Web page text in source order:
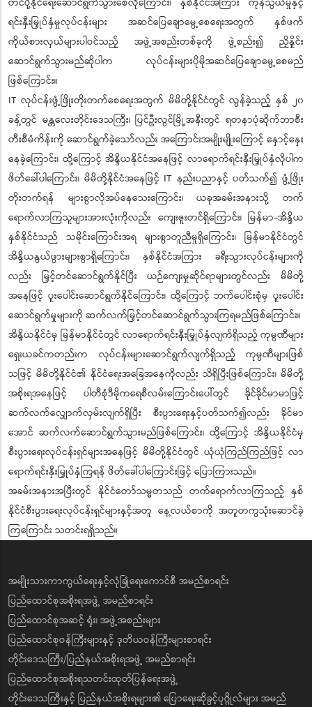
ရင်းနှီးမြှုပ်နှံမှုလုပ်ငန်းများ အဆင်ပြေချောမွေ့စေရေးအတွက် နှစ်ဖက်
ကိုယ်စားလှယ်များပါဝင်သည့် အဖွဲ့အစည်းတစ်ခုကို ဖွဲ့စည်း၍ ညှိနှိုင်း
ဆောင်ရွက်သွားမည်ဆိုပါက လုပ်ငန်းများပိုမိုအဆင်ပြေချောမွေ့စေမည်
ဖြစ်ကြောင်း။
IT လုပ်ငန်းဖွံ့ဖြိုးတိုးတက်စေရေးအတွက် မိမိတို့နိုင်ငံတွင် လွန်ခဲ့သည့် နှစ် ၂၀
ခန့်တွင် မန္တလေးတိုင်းဒေသကြီး၊ ပြင်ဦးလွင်မြို့အနီးတွင် ရတနာပုံဆိုက်ဘာစီး
တီးစီမံကိန်းကို ဆောင်ရွက်ခဲ့သော်လည်း အကြောင်းအမျိုးမျိုးကြောင့် နှောင့်နှေး
နေခဲ့ကြောင်း၊ ထို့ကြောင့် အိန္ဒိယနိုင်ငံအနေဖြင့် လာရောက်ရင်းနှီးမြှုပ်နှံလိုပါက
ဖိတ်ခေါ်ပါကြောင်း၊ မိမိတို့နိုင်ငံအနေဖြင့် IT နည်းပညာနှင့် ပတ်သက်၍ ဖွံ့ဖြိုး
တိုးတက်ရန် များစွာလိုအပ်နေသေးကြောင်း၊ ယခုအခမ်းအနားသို့ တက်
ရောက်လာကြသူများအားလုံးကိုလည်း ကျေးဇူးတင်ရှိကြောင်း၊ မြန်မာ-အိန္ဒိယ
နှစ်နိုင်ငံသည် သမိုင်းကြောင်းအရ များစွာတူညီမှုရှိကြောင်း၊ မြန်မာနိုင်ငံတွင်
အိန္ဒိယနွယ်ဖွားများစွာရှိကြောင်း၊ နှစ်နိုင်ငံအကြား ခရီးသွားလုပ်ငန်းများကို
လည်း မြှင့်တင်ဆောင်ရွက်နိုင်ပြီး ယဉ်ကျေးမှုဆိုင်ရာများတွင်လည်း မိမိတို့
အနေဖြင့် ပူးပေါင်းဆောင်ရွက်နိုင်ကြောင်း၊ ထို့ကြောင့် ဘက်ပေါင်းစုံမှ ပူးပေါင်း
ဆောင်ရွက်မှုများကို ဆက်လက်မြှင့်တင်ဆောင်ရွက်သွားကြရမည်ဖြစ်ကြောင်း။
အိန္ဒိယနိုင်ငံမှ မြန်မာနိုင်ငံတွင် လာရောက်ရင်းနှီးမြှုပ်နှံလျက်ရှိသည့် ကုမ္ပဏီများ
ရှေးယခင်ကတည်းက လုပ်ငန်းများဆောင်ရွက်လျက်ရှိသည့် ကုမ္ပဏီများဖြစ်
သဖြင့် မိမိတို့နိုင်ငံ၏ နိုင်ငံရေးအခြေအနေကိုလည်း သိရှိပြီးဖြစ်ကြောင်း၊ မိမိတို့
အစိုးရအနေဖြင့် ပါတီစုံဒီမိုကရေစီလမ်းကြောင်းပေါ်တွင် ခိုင်ခိုင်မာမာဖြင့်
ဆက်လက်လျှောက်လှမ်းလျက်ရှိပြီး စီးပွားရေးနှင့်ပတ်သက်၍လည်း ခိုင်မာ
အောင် ဆက်လက်ဆောင်ရွက်သွားမည်ဖြစ်ကြောင်း၊ ထို့ကြောင့် အိန္ဒိယနိုင်ငံမှ
စီးပွားရေးလုပ်ငန်းရှင်များအနေဖြင့် မိမိတို့နိုင်ငံတွင် ယုံယုံကြည်ကြည်ဖြင့် လာ
ရောက်ရင်းနှီးမြှုပ်နှံကြရန် ဖိတ်ခေါ်ပါကြောင်းဖြင့် ပြောကြားသည်။
အခမ်းအနားအပြီးတွင် နိုင်ငံတော်သမ္မတသည် တက်ရောက်လာကြသည့် နှစ်
နိုင်ငံစီးပွားရေးလုပ်ငန်းရှင်များနှင့်အတူ နေ့လယ်စာကို အတူတကွသုံးဆောင်ခဲ့
ကြကြောင်း သတင်းရရှိသည်။
အမျိုးသားကာကွယ်ရေးနှင့်လုံခြုံရေးကောင်စီ အမည်စာရင်း
ပြည်ထောင်စုအစိုးရအဖွဲ့ အမည်စာရင်း
ပြည်ထောင်စုအဆင့် ရုံး၊ အဖွဲ့အစည်းများ
ပြည်ထောင်စုဝန်ကြီးများနှင့် ဒုတိယဝန်ကြီးများစာရင်း
တိုင်းဒေသကြီး/ပြည်နယ်အစိုးရအဖွဲ့ အမည်စာရင်း
ပြည်ထောင်စုအစိုးရသတင်းထုတ်ပြန်ရေးအဖွဲ့
တိုင်းဒေသကြီးနှင့် ပြည်နယ်အစိုးရများ၏ ပြောရေးဆိုခွင့်ပုဂ္ဂိုလ်များ အမည်